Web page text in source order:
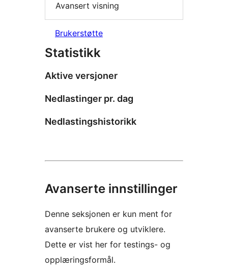
Avansert visning
Brukerstøtte
Statistikk
Aktive versjoner
Nedlastinger pr. dag
Nedlastingshistorikk
Avanserte innstillinger
Denne seksjonen er kun ment for
avanserte brukere og utviklere.
Dette er vist her for testings- og
opplæringsformål.